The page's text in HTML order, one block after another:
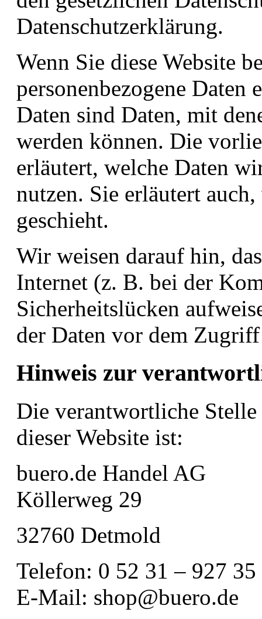
Datenschutzerklärung.
Wenn Sie diese Website
personenbezogene Daten
Daten sind Daten, mit
werden können. Die
erläutert, welche Daten
nutzen. Sie erläutert
geschieht.
Wir weisen darauf hin,
Internet (z. B. bei der
Sicherheitslücken
der Daten vor dem
Hinweis zur
Die verantwortliche
dieser Website ist:
buero.de Handel AG
Köllerweg 29
32760 Detmold
Telefon: 0 52 31 – 927 35
E-Mail: shop@buero.de